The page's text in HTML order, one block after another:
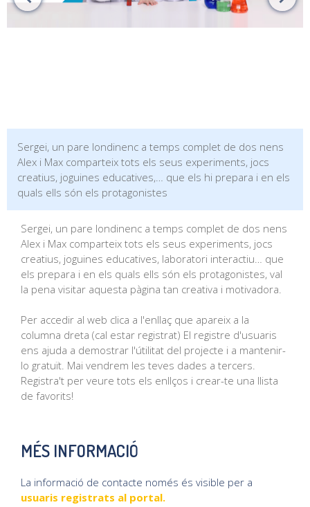
Sergei, un pare londinenc a temps complet de dos nens
Alex i Max comparteix tots els seus experiments, jocs
creatius, joguines educatives,… que els hi prepara i en els
quals ells són els protagonistes
Sergei, un pare londinenc a temps complet de dos nens
Alex i Max comparteix tots els seus experiments, jocs
creatius, joguines educatives, laboratori interactiu… que
els prepara i en els quals ells són els protagonistes, val
la pena visitar aquesta pàgina tan creativa i motivadora.
Per accedir al web clica a l'enllaç que apareix a la
columna dreta (cal estar registrat) El registre d'usuaris
ens ajuda a demostrar l'útilitat del projecte i a mantenir-
lo gratuït. Mai vendrem les teves dades a tercers.
Registra't per veure tots els enllços i crear-te una llista
de favorits!
MÉS INFORMACIÓ
La informació de contacte només és visible per a
usuaris registrats al portal.